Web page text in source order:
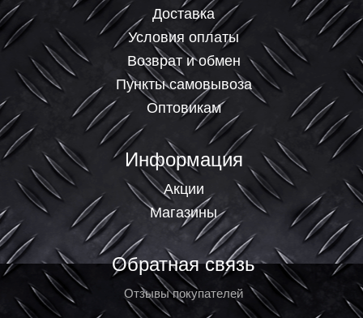
Доставка
Условия оплаты
Возврат и обмен
Пункты самовывоза
Оптовикам
Информация
Акции
Магазины
Обратная связь
Отзывы покупателей